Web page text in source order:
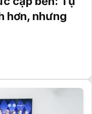
hơn, nhưng